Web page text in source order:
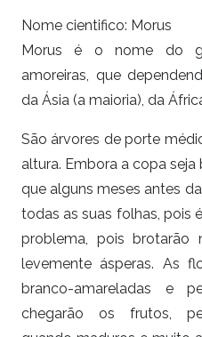
Nome cientifico: Morus
Morus é o nome do
amoreiras, que
da Ásia (a maioria), da
São árvores de porte
altura. Embora a copa
que alguns meses antes
todas as suas folhas, pois
problema, pois brotarão
levemente ásperas. As
branco-amareladas e
chegarão os frutos,